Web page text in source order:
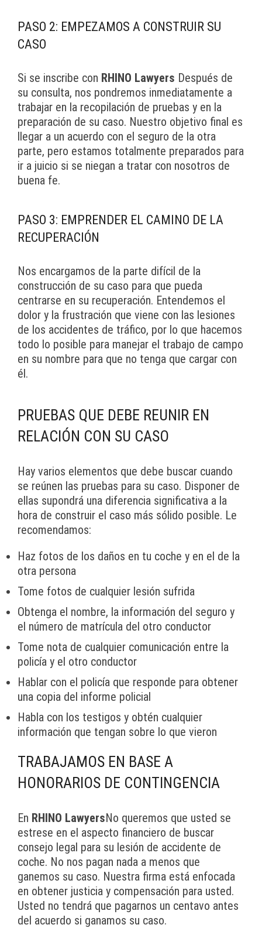
PASO 2: EMPEZAMOS A CONSTRUIR SU
CASO
Si se inscribe con RHINO Lawyers Después de
su consulta, nos pondremos inmediatamente a
trabajar en la recopilación de pruebas y en la
preparación de su caso. Nuestro objetivo final es
llegar a un acuerdo con el seguro de la otra
parte, pero estamos totalmente preparados para
ir a juicio si se niegan a tratar con nosotros de
buena fe.
PASO 3: EMPRENDER EL CAMINO DE LA
RECUPERACIÓN
Nos encargamos de la parte difícil de la
construcción de su caso para que pueda
centrarse en su recuperación. Entendemos el
dolor y la frustración que viene con las lesiones
de los accidentes de tráfico, por lo que hacemos
todo lo posible para manejar el trabajo de campo
en su nombre para que no tenga que cargar con
él.
PRUEBAS QUE DEBE REUNIR EN
RELACIÓN CON SU CASO
Hay varios elementos que debe buscar cuando
se reúnen las pruebas para su caso. Disponer de
ellas supondrá una diferencia significativa a la
hora de construir el caso más sólido posible. Le
recomendamos:
Haz fotos de los daños en tu coche y en el de la
otra persona
Tome fotos de cualquier lesión sufrida
Obtenga el nombre, la información del seguro y
el número de matrícula del otro conductor
Tome nota de cualquier comunicación entre la
policía y el otro conductor
Hablar con el policía que responde para obtener
una copia del informe policial
Habla con los testigos y obtén cualquier
información que tengan sobre lo que vieron
TRABAJAMOS EN BASE A
HONORARIOS DE CONTINGENCIA
En RHINO LawyersNo queremos que usted se
estrese en el aspecto financiero de buscar
consejo legal para su lesión de accidente de
coche. No nos pagan nada a menos que
ganemos su caso. Nuestra firma está enfocada
en obtener justicia y compensación para usted.
Usted no tendrá que pagarnos un centavo antes
del acuerdo si ganamos su caso.